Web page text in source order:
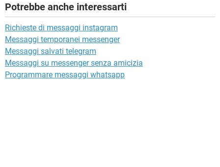
Potrebbe anche interessarti
Richieste di messaggi instagram
Messaggi temporanei messenger
Messaggi salvati telegram
Messaggi su messenger senza amicizia
Programmare messaggi whatsapp